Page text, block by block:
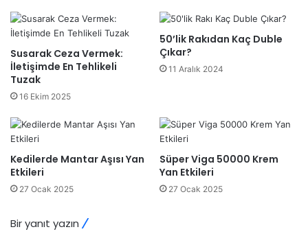
Susarak Ceza Vermek:
İletişimde En Tehlikeli
Tuzak
16 Ekim 2025
50’lik Rakıdan Kaç Duble
Çıkar?
11 Aralık 2024
Kedilerde Mantar Aşısı Yan
Etkileri
27 Ocak 2025
Süper Viga 50000 Krem
Yan Etkileri
27 Ocak 2025
Bir yanıt yazın